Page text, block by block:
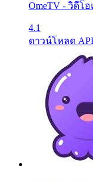
OmeTV - วิดีโ
4.1
ดาวน์โหลด